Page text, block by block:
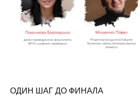
ОДИН ШАГ ДО ФИНАЛА